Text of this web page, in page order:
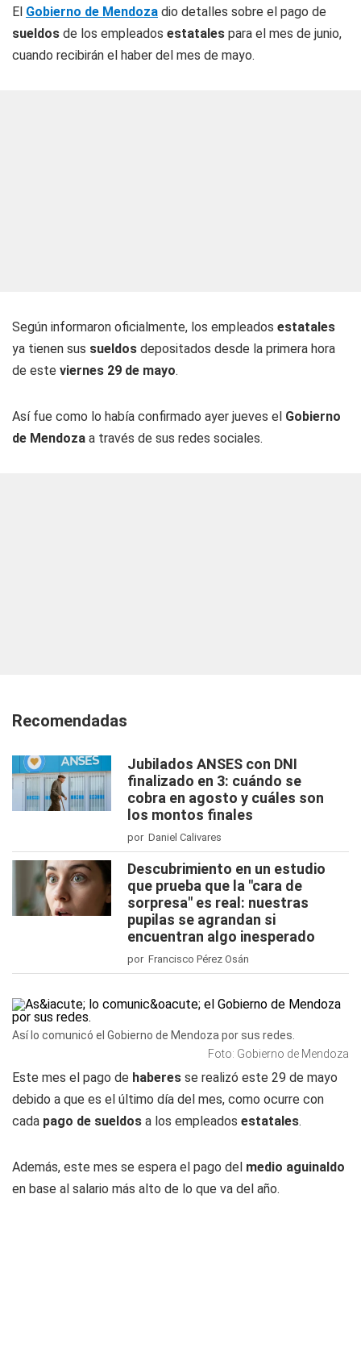
El Gobierno de Mendoza dio detalles sobre el pago de
sueldos de los empleados estatales para el mes de junio,
cuando recibirán el haber del mes de mayo.
Según informaron oficialmente, los empleados estatales
ya tienen sus sueldos depositados desde la primera hora
de este viernes 29 de mayo.
Así fue como lo había confirmado ayer jueves el Gobierno
de Mendoza a través de sus redes sociales.
Recomendadas
Jubilados ANSES con DNI
finalizado en 3: cuándo se
cobra en agosto y cuáles son
los montos finales
por Daniel Calivares
Descubrimiento en un estudio
que prueba que la "cara de
sorpresa" es real: nuestras
pupilas se agrandan si
encuentran algo inesperado
por Francisco Pérez Osán
Así lo comunicó el Gobierno de Mendoza por sus redes.
Foto: Gobierno de Mendoza
Este mes el pago de haberes se realizó este 29 de mayo
debido a que es el último día del mes, como ocurre con
cada pago de sueldos a los empleados estatales.
Además, este mes se espera el pago del medio aguinaldo
en base al salario más alto de lo que va del año.